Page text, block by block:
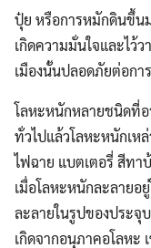
ปุ๋ย หรือการหมักดินขึ้น
เกิดความมั่นใจและไว้
เมืองนั้นปลอดภัยต่อกา
โลหะหนักหลายชนิดที่อ
ทั่วไปแล้วโลหะหนักเห
ไฟฉาย แบตเตอรี่ สีทา
เมื่อโลหะหนักละลายอ
ละลายในรูปของประจุ
เกิดจากอนุภาคอโลหะ